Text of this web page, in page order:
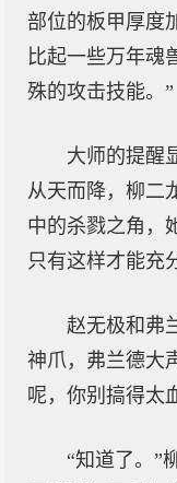
部位的板甲厚度
比起一些万年魂
殊的攻击技能。”
大师的提醒
从天而降，柳二
中的杀戮之角，
只有这样才能充
赵无极和弗
神爪，弗兰德大
呢，你别搞得太
“知道了。”